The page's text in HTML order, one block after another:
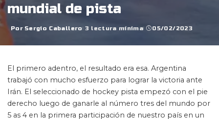
mundial de pista
Posted
Por Sergio Caballero 3 lectura mínima 05/02/2023
El primero adentro, el resultado era esa. Argentina
trabajó con mucho esfuerzo para lograr la victoria ante
Irán. El seleccionado de hockey pista empezó con el pie
derecho luego de ganarle al número tres del mundo por
5 as 4 en la primera participación de nuestro país en un